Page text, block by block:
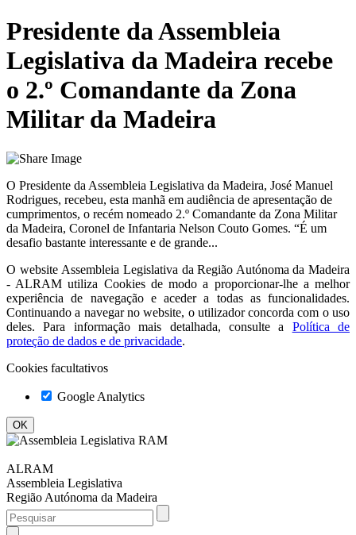
Presidente da Assembleia
Legislativa da Madeira recebe
o 2.º Comandante da Zona
Militar da Madeira
O Presidente da Assembleia Legislativa da Madeira, José Manuel
Rodrigues, recebeu, esta manhã em audiência de apresentação de
cumprimentos, o recém nomeado 2.º Comandante da Zona Militar
da Madeira, Coronel de Infantaria Nelson Couto Gomes. “É um
desafio bastante interessante e de grande...
O website Assembleia Legislativa da Região Autónoma da Madeira
- ALRAM utiliza Cookies de modo a proporcionar-lhe a melhor
experiência de navegação e aceder a todas as funcionalidades.
Continuando a navegar no website, o utilizador concorda com o uso
deles. Para informação mais detalhada, consulte a
Política de
proteção de dados e de privacidade.
Cookies facultativos
Google Analytics
ALRAM
Assembleia Legislativa
Região Autónoma da Madeira